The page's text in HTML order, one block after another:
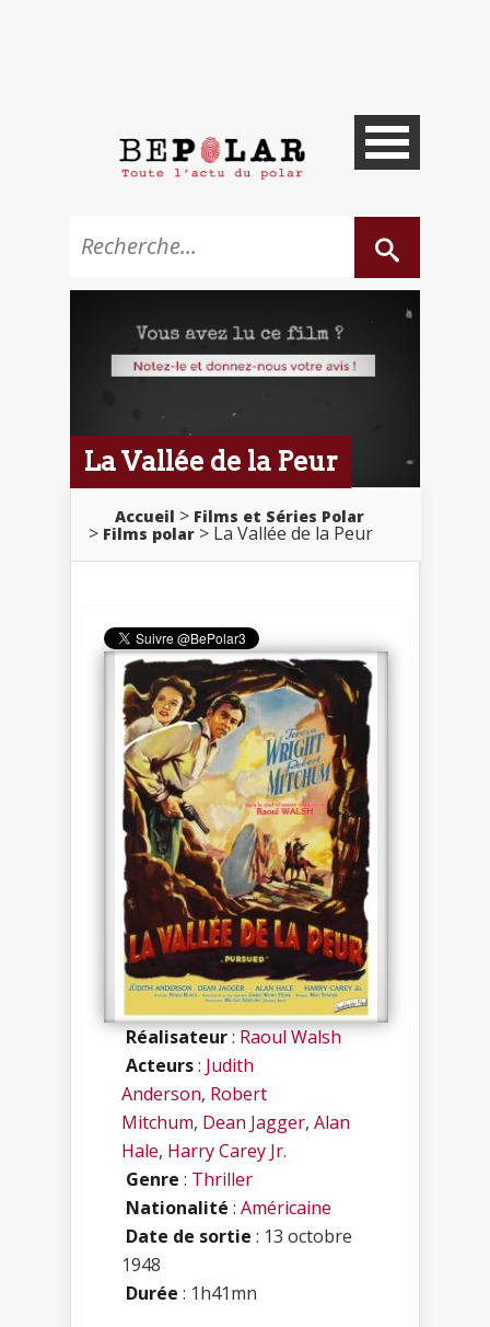
La Vallée de la Peur
Accueil
Films et Séries Polar
Films polar
La Vallée de la Peur
Réalisateur:Raoul Walsh
Acteurs: Judith
Anderson, Robert
Mitchum, Dean Jagger, Alan
Hale, Harry Carey Jr.
Genre : Thriller
Nationalité : Américaine
Date de sortie : 13 octobre
1948
Durée : 1h41mn